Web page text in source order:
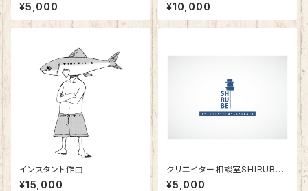
¥5,000 ¥10,000
インスタント作曲
¥15,000
クリエイター相談室SHIRUBE
(継続購入版)
¥5,000